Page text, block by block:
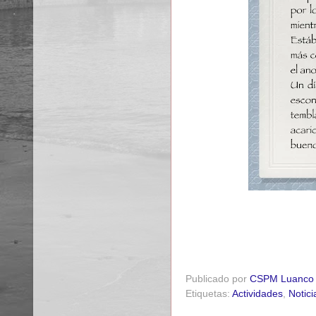
Publicado por CSPM Luanco
Etiquetas: Actividades,